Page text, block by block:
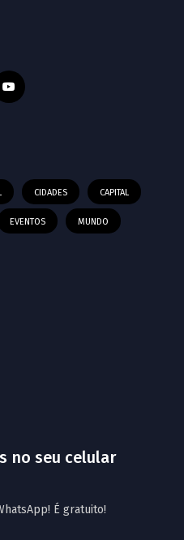
CIDADES CAPITAL
EVENTOS MUNDO
no seu celular
É gratuito!